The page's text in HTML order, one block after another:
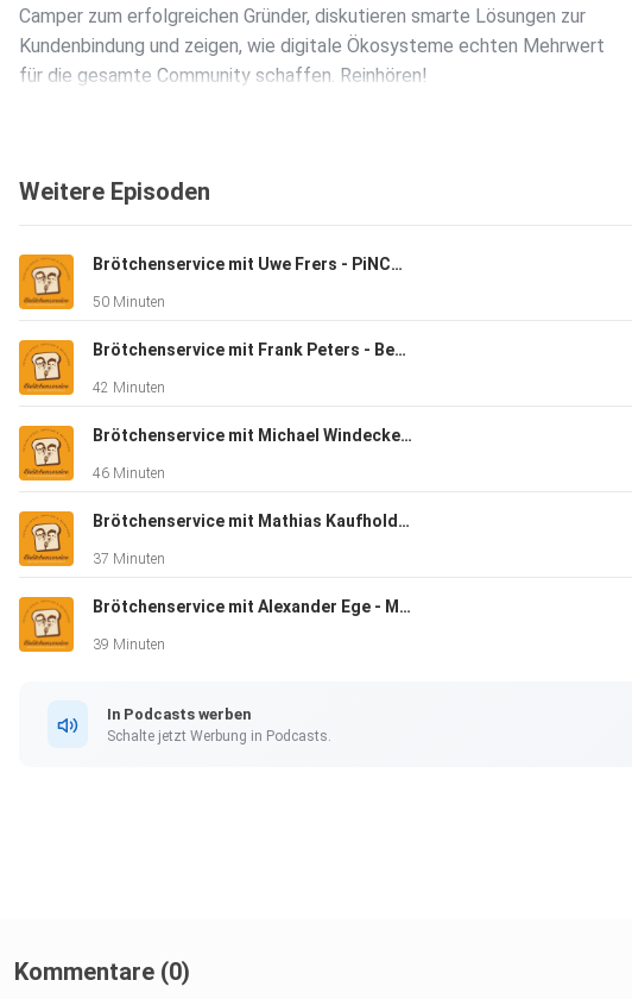
Camper zum erfolgreichen Gründer, diskutieren smarte Lösungen zur
Kundenbindung und zeigen, wie digitale Ökosysteme echten Mehrwert
für die gesamte Community schaffen. Reinhören!
Weitere Episoden
Brötchenservice mit Uwe Frers - PiNCAMP
50 Minuten
Brötchenservice mit Frank Peters - Bergstrom
42 Minuten
Brötchenservice mit Michael Windecker - DEKA Kleben & Dichten GmbH
46 Minuten
Brötchenservice mit Mathias Kaufhold - Dometic
37 Minuten
Brötchenservice mit Alexander Ege - Messe Stuttgart
39 Minuten
In Podcasts werben
Schalte jetzt Werbung in Podcasts.
Kommentare (0)